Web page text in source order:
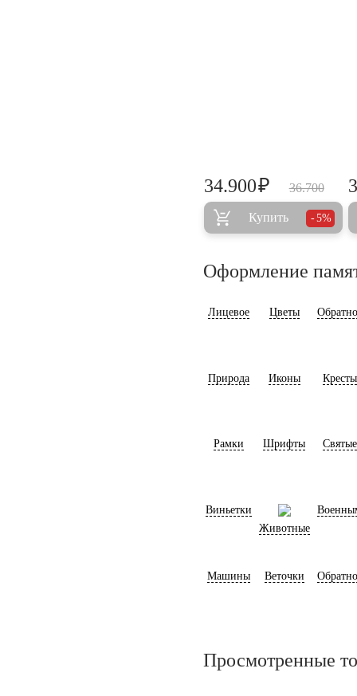
36.700
34.900₽
Купить 5%
Оформление
Лицевое Цветы
Природа Иконы Кресты
Рамки Шрифты Святые
Виньетки
Животные
Машины Веточки
Просмотренные